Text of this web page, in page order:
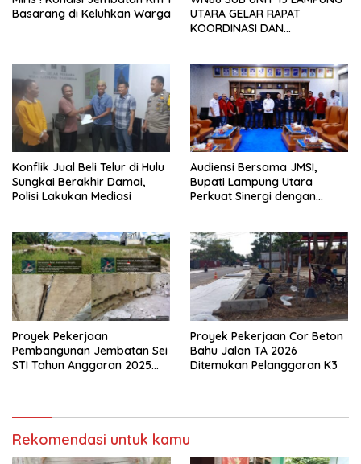
Basarang di Keluhkan Warga
UTARA GELAR RAPAT
KOORDINASI DAN
Konflik Jual Beli Telur di Hulu
Sungkai Berakhir Damai,
Polisi Lakukan Mediasi
Audiensi Bersama JMSI,
Bupati Lampung Utara
Perkuat Sinergi dengan
Proyek Pekerjaan
Pembangunan Jembatan Sei
STI Tahun Anggaran 2025
Proyek Pekerjaan Cor Beton
Bahu Jalan TA 2026
Ditemukan Pelanggaran K3
Rekomendasi untuk kamu